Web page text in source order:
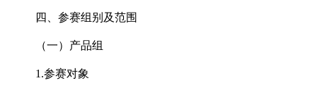
四、参赛组别及范围
（一）产品组
1.参赛对象